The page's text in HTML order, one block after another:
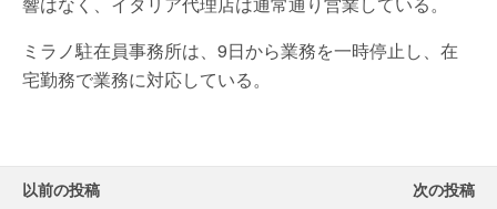
ミラノ駐在員事務所は、9日から業務を一時停止し、在
宅勤務で業務に対応している。
以前の投稿 次の投稿